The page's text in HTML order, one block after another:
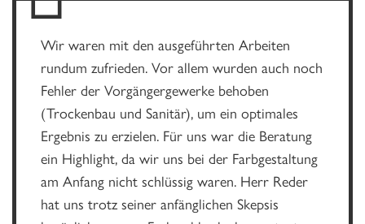
Wir waren mit den ausgeführten Arbeiten
rundum zufrieden. Vor allem wurden auch noch
Fehler der Vorgängergewerke behoben
(Trockenbau und Sanitär), um ein optimales
Ergebnis zu erzielen. Für uns war die Beratung
ein Highlight, da wir uns bei der Farbgestaltung
am Anfang nicht schlüssig waren. Herr Reder
hat uns trotz seiner anfänglichen Skepsis